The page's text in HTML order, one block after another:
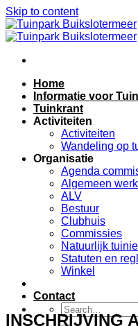
Skip to content
Home
Informatie voor
Tuinkrant
Activiteiten
Activiteiten
Wandeling op
Organisatie
Agenda
Algemeen werk
ALV
Bestuur
Clubhuis
Commissies
Natuurlijk
Statuten en
Winkel
Contact
INSCHRIJVING